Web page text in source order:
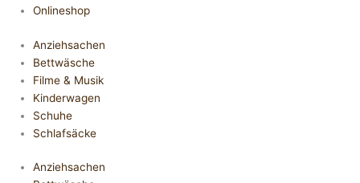
Onlineshop
Anziehsachen
Bettwäsche
Filme & Musik
Kinderwagen
Schuhe
Schlafsäcke
Anziehsachen